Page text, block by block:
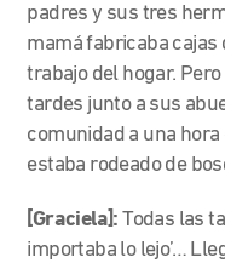
padres y sus tres
mamá fabricaba cajas
trabajo del hogar.
tardes junto a sus
comunidad a una hora
estaba rodeado de
[Graciela]: Todas las
importaba lo lejo’…